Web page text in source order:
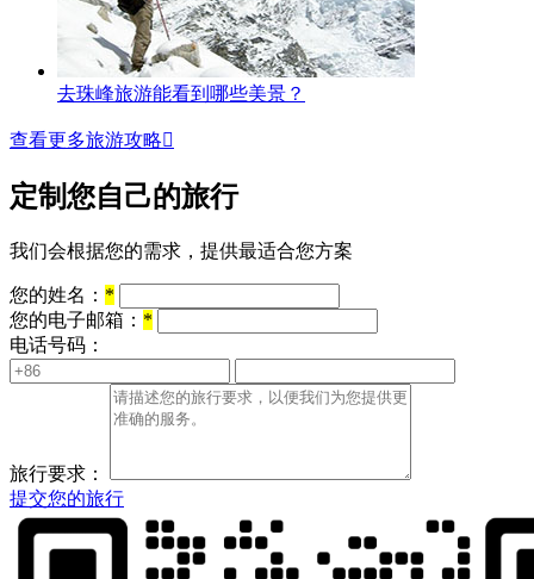
去珠峰旅游能看到哪些美景？
查看更多旅游攻略
定制您自己的旅行
我们会根据您的需求，提供最适合您方案
您的姓名： *
您的电子邮箱： *
电话号码：
旅行要求：
提交您的旅行